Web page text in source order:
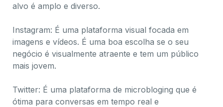
alvo é amplo e diverso.
Instagram: É uma plataforma visual focada em
imagens e vídeos. É uma boa escolha se o seu
negócio é visualmente atraente e tem um público
mais jovem.
Twitter: É uma plataforma de microbloging que é
ótima para conversas em tempo real e